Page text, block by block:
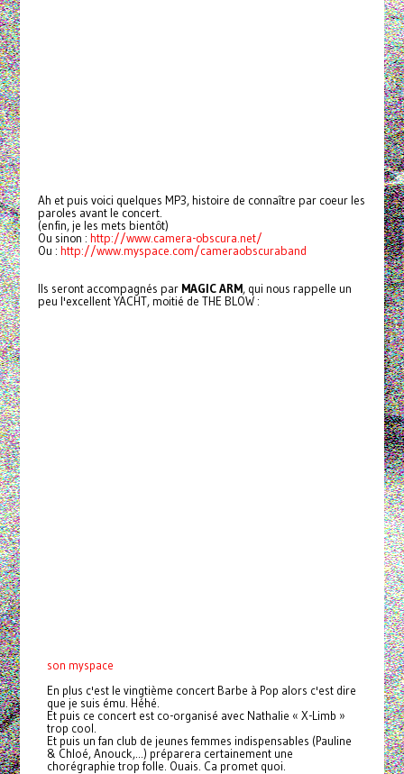
Ah et puis voici quelques MP3, histoire de connaître par coeur les
paroles avant le concert.
(enfin, je les mets bientôt)
Ou sinon : http://www.camera-obscura.net/
Ou : http://www.myspace.com/cameraobscuraband
Ils seront accompagnés par MAGIC ARM, qui nous rappelle un
peu l'excellent YACHT, moitié de THE BLOW :
son myspace
En plus c'est le vingtième concert Barbe à Pop alors c'est dire
que je suis ému. Héhé.
Et puis ce concert est co-organisé avec Nathalie « X-Limb »
trop cool.
Et puis un fan club de jeunes femmes indispensables (Pauline
& Chloé, Anouck,...) préparera certainement une
chorégraphie trop folle. Ouais. Ca promet quoi.